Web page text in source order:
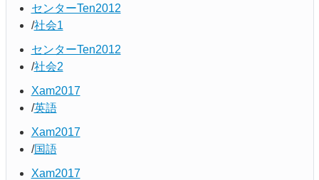
センターTen2012
社会1
センターTen2012
社会2
Xam2017
英語
Xam2017
国語
Xam2017